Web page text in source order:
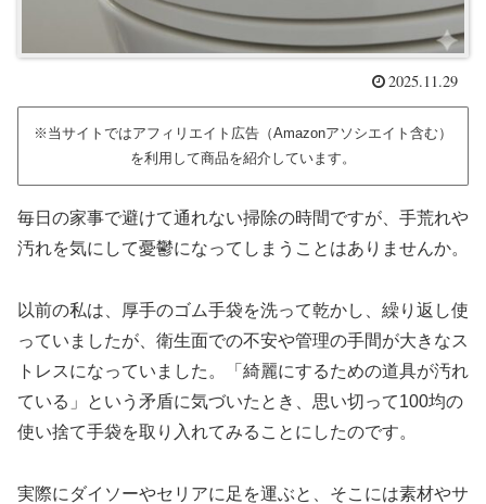
2025.11.29
※当サイトではアフィリエイト広告（Amazonアソシエイト含む）
を利用して商品を紹介しています。
毎日の家事で避けて通れない掃除の時間ですが、手荒れや
汚れを気にして憂鬱になってしまうことはありませんか。
以前の私は、厚手のゴム手袋を洗って乾かし、繰り返し使
っていましたが、衛生面での不安や管理の手間が大きなス
トレスになっていました。「綺麗にするための道具が汚れ
ている」という矛盾に気づいたとき、思い切って100均の
使い捨て手袋を取り入れてみることにしたのです。
実際にダイソーやセリアに足を運ぶと、そこには素材やサ